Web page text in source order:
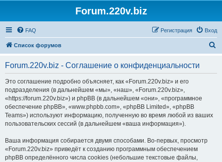
Forum.220v.biz
FAQ Вход
Регистрация
Список форумов
Forum.220v.biz - Соглашение о конфиденциальности
Это соглашение подробно объясняет, как «Forum.220v.biz» и его
подразделения (в дальнейшем «мы», «наш», «Forum.220v.biz»,
«https://forum.220v.biz») и phpBB (в дальнейшем «они», «программное
обеспечение phpBB», «www.phpbb.com», «phpBB Limited», «phpBB
Teams») используют информацию, полученную во время любой из ваших
пользовательских сессий (в дальнейшем «ваша информация»).
Ваша информация собирается двумя способами. Во-первых, просмотр
«Forum.220v.biz» приведёт к созданию программным обеспечением
phpBB определённого числа cookies (небольшие текстовые файлы,